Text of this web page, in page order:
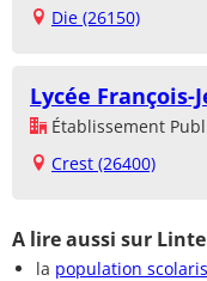
Die (26150)
Lycée François-
Établissement
Crest (26400)
A lire aussi sur
la population